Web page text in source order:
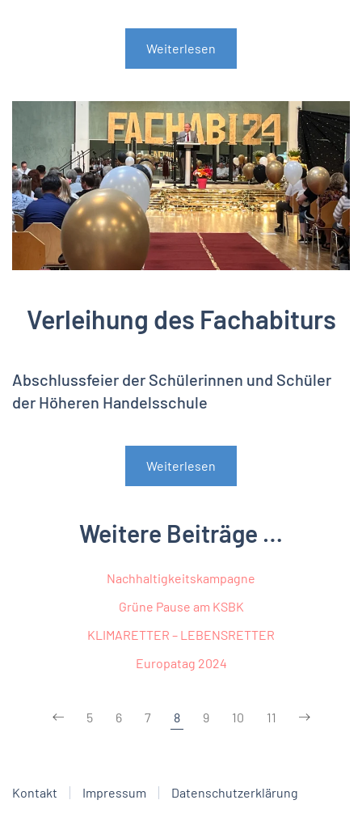
Weiterlesen
Verleihung des Fachabiturs
Abschlussfeier der Schülerinnen und Schüler
der Höheren Handelsschule
Weiterlesen
Weitere Beiträge …
Nachhaltigkeitskampagne
Grüne Pause am KSBK
KLIMARETTER – LEBENSRETTER
Europatag 2024
5 6 7 8 9 10 11
Kontakt Impressum Datenschutzerklärung